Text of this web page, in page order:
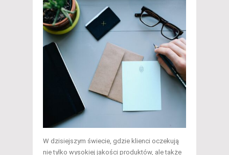
W dzisiejszym świecie, gdzie klienci oczekują
nie tylko wysokiej jakości produktów, ale także